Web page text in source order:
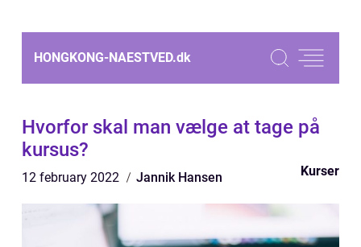
HONGKONG-NAESTVED.dk
Hvorfor skal man vælge at tage på
kursus?
12 february 2022 Jannik Hansen Kurser